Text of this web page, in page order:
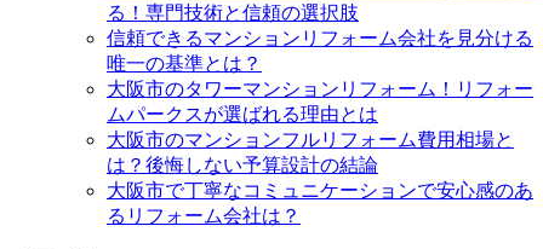
る！専門技術と信頼の選択肢
信頼できるマンションリフォーム会社を見分ける
唯一の基準とは？
大阪市のタワーマンションリフォーム！リフォー
ムパークスが選ばれる理由とは
大阪市のマンションフルリフォーム費用相場と
は？後悔しない予算設計の結論
大阪市で丁寧なコミュニケーションで安心感のあ
るリフォーム会社は？